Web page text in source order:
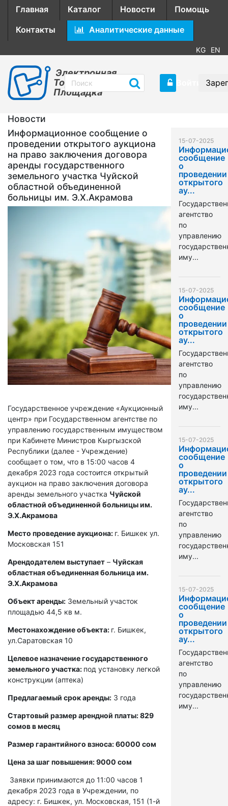
Главная Каталог Новости
Помощь
Контакты
Аналитические данные
KG EN
Электронная
Торговая
Площадка
Новости
Информационное сообщение о
проведении открытого аукциона
на право заключения договора
аренды государственного
земельного участка Чуйской
областной объединенной
больницы им. Э.Х.Акрамова
Государственное учреждение «Аукционный
центр» при Государственном агентстве по
управлению государственным имуществом
при Кабинете Министров Кыргызской
Республики (далее - Учреждение)
сообщает о том, что в 15:00 часов 4
декабря 2023 года состоится открытый
аукцион на право заключения договора
аренды земельного участка Чуйской
областной объединенной больницы им.
Э.Х.Акрамова
Место проведение аукциона: г. Бишкек ул.
Московская 151
Арендодателем выступает – Чуйская
областная объединенная больница им.
Э.Х.Акрамова
Объект аренды: Земельный участок
площадью 44,5 кв м.
Местонахождение объекта: г. Бишкек,
ул.Саратовская 10
Целевое назначение государственного
земельного участка: под установку легкой
конструкции (аптека)
Предлагаемый срок аренды: 3 года
Стартовый размер арендной платы: 829
сомов в месяц
Размер гарантийного взноса: 60000 сом
Цена за шаг повышения: 9000 сом
Заявки принимаются до 11:00 часов 1
декабря 2023 года в Учреждении, по
адресу: г. Бишкек, ул. Московская, 151 (1-й
15-07-2025
сообщение
о
проведении
открытого
ау...
агентство
по
управлению
иму...
15-07-2025
сообщение
о
проведении
открытого
ау...
агентство
по
управлению
иму...
15-07-2025
сообщение
о
проведении
открытого
ау...
агентство
по
управлению
иму...
15-07-2025
сообщение
о
проведении
открытого
ау...
агентство
по
управлению
иму...